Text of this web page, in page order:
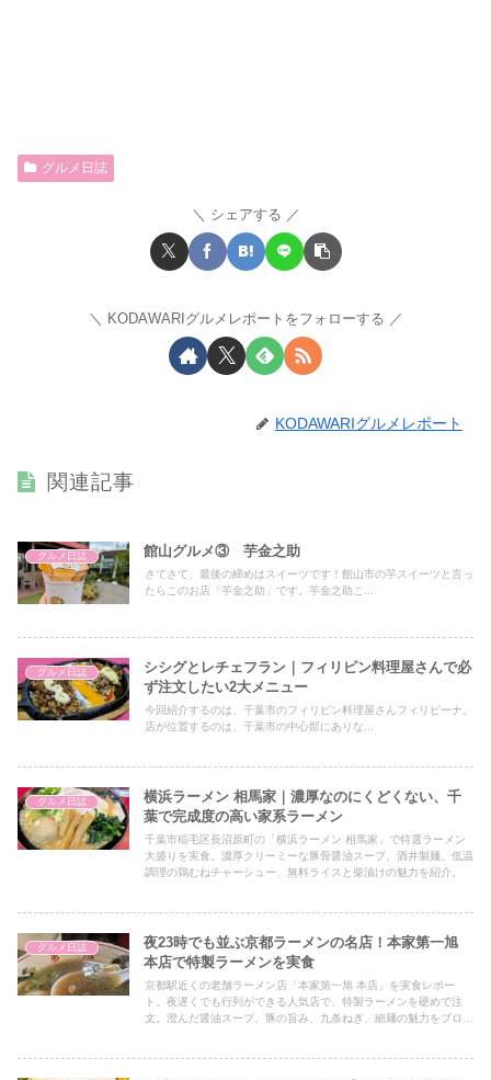
グルメ日誌
シェアする
KODAWARIグルメレポートをフォローする
KODAWARIグルメレポート
関連記事
グルメ日誌 館山グルメ③ 芋金之助
さてさて、最後の締めはスイーツです！館山市の芋スイーツと言っ
たらこのお店「芋金之助」です。芋金之助こ...
グルメ日誌
シシグとレチェフラン｜フィリピン料理屋さんで必
ず注文したい2大メニュー
今回紹介するのは、千葉市のフィリピン料理屋さんフィリピーナ。
店が位置するのは、千葉市の中心部にありな...
グルメ日誌
横浜ラーメン 相馬家｜濃厚なのにくどくない、千
葉で完成度の高い家系ラーメン
千葉市稲毛区長沼原町の「横浜ラーメン 相馬家」で特選ラーメン
大盛りを実食。濃厚クリーミーな豚骨醤油スープ、酒井製麺、低温
調理の鶏むねチャーシュー、無料ライスと柴漬けの魅力を紹介。
グルメ日誌
夜23時でも並ぶ京都ラーメンの名店！本家第一旭
本店で特製ラーメンを実食
京都駅近くの老舗ラーメン店「本家第一旭 本店」を実食レポー
ト。夜遅くでも行列ができる人気店で、特製ラーメンを硬めで注
文。澄んだ醤油スープ、豚の旨み、九条ねぎ、細麺の魅力をブログ